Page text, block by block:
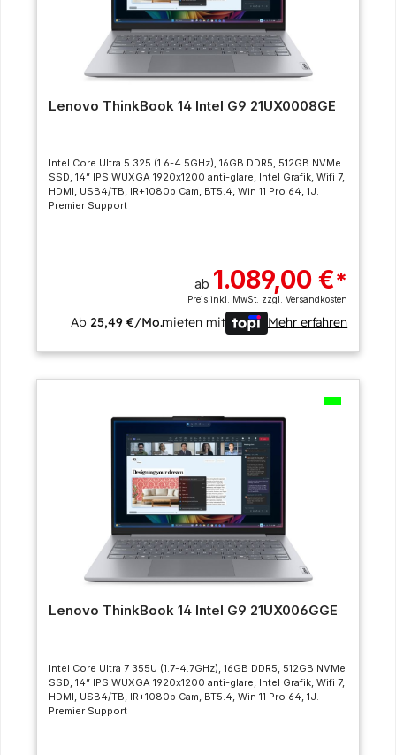
Lenovo ThinkBook 14 Intel G9 21UX0008GE
Intel Core Ultra 5 325 (1.6-4.5GHz), 16GB DDR5, 512GB NVMe
SSD, 14” IPS WUXGA 1920x1200 anti-glare, Intel Grafik, Wifi 7,
HDMI, USB4/TB, IR+1080p Cam, BT5.4, Win 11 Pro 64, 1J.
Premier Support
ab 1.089,00 €*
Preis inkl. MwSt. zzgl.Versandkosten
Ab25,49 €/Mo.mieten mit Mehr erfahren
Lenovo ThinkBook 14 Intel G9 21UX006GGE
Intel Core Ultra 7 355U (1.7-4.7GHz), 16GB DDR5, 512GB NVMe
SSD, 14” IPS WUXGA 1920x1200 anti-glare, Intel Grafik, Wifi 7,
HDMI, USB4/TB, IR+1080p Cam, BT5.4, Win 11 Pro 64, 1J.
Premier Support